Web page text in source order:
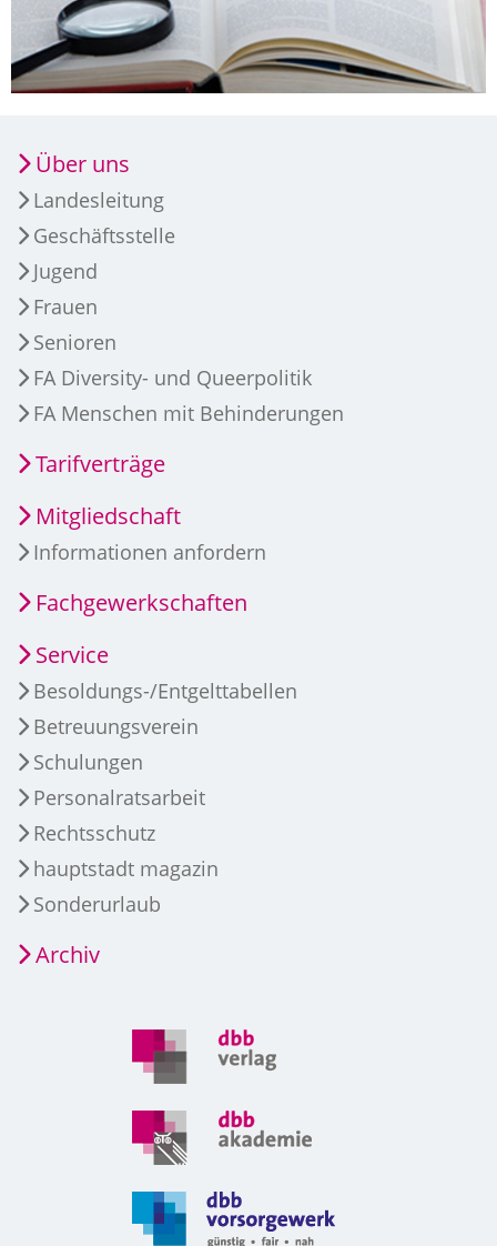
Über uns
Landesleitung
Geschäftsstelle
Jugend
Frauen
Senioren
FA Diversity- und Queerpolitik
FA Menschen mit Behinderungen
Tarifverträge
Mitgliedschaft
Informationen anfordern
Fachgewerkschaften
Service
Besoldungs-/Entgelttabellen
Betreuungsverein
Schulungen
Personalratsarbeit
Rechtsschutz
hauptstadt magazin
Sonderurlaub
Archiv